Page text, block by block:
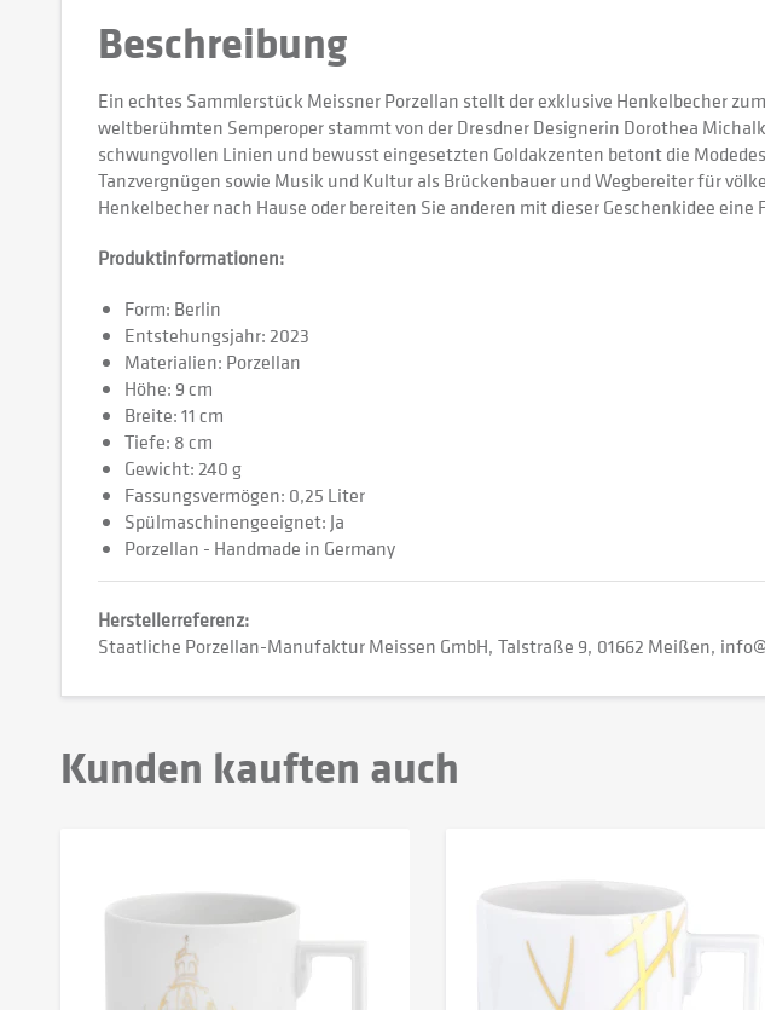
Beschreibung
Ein echtes Sammlerstück Meissner Porzellan stellt der exklusive Henkelbecher
weltberühmten Semperoper stammt von der Dresdner Designerin Dorothea
schwungvollen Linien und bewusst eingesetzten Goldakzenten betont die
Tanzvergnügen sowie Musik und Kultur als Brückenbauer und Wegbereiter für
Henkelbecher nach Hause oder bereiten Sie anderen mit dieser Geschenkidee eine
Produktinformationen:
Form: Berlin
Entstehungsjahr: 2023
Materialien: Porzellan
Höhe: 9 cm
Breite: 11 cm
Tiefe: 8 cm
Gewicht: 240 g
Fassungsvermögen: 0,25 Liter
Spülmaschinengeeignet: Ja
Porzellan - Handmade in Germany
Herstellerreferenz:
Staatliche Porzellan-Manufaktur Meissen GmbH Talstraße 9 01662 Meißen
Kunden kauften auch